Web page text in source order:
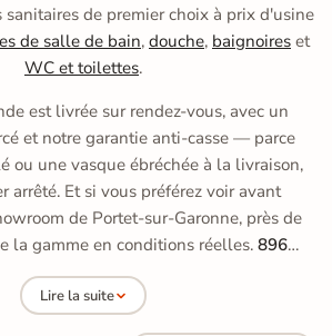
sanitaires de premier choix à prix d'usine
de salle de bain, douche, baignoires et
WC et toilettes.
est livrée sur rendez-vous, avec un
et notre garantie anti-casse — parce
ou une vasque ébréchée à la livraison,
arrêté. Et si vous préférez voir avant
de Portet-sur-Garonne, près de
la gamme en conditions réelles. 896
disponibles dans cette sélection.
Lire la suite